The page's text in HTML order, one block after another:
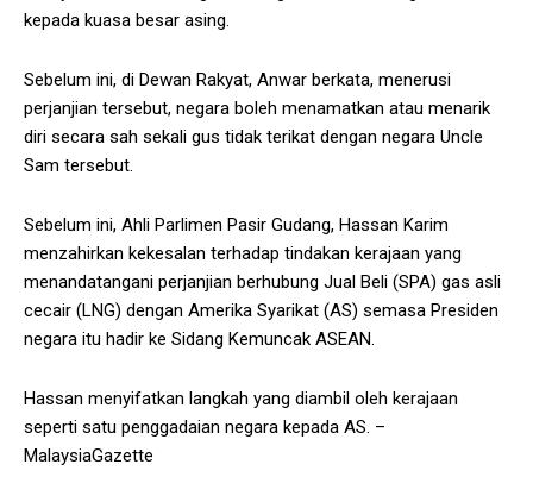
kepada kuasa besar asing.
Sebelum ini, di Dewan Rakyat, Anwar berkata, menerusi
perjanjian tersebut, negara boleh menamatkan atau menarik
diri secara sah sekali gus tidak terikat dengan negara Uncle
Sam tersebut.
Sebelum ini, Ahli Parlimen Pasir Gudang, Hassan Karim
menzahirkan kekesalan terhadap tindakan kerajaan yang
menandatangani perjanjian berhubung Jual Beli (SPA) gas asli
cecair (LNG) dengan Amerika Syarikat (AS) semasa Presiden
negara itu hadir ke Sidang Kemuncak ASEAN.
Hassan menyifatkan langkah yang diambil oleh kerajaan
seperti satu penggadaian negara kepada AS. –
MalaysiaGazette